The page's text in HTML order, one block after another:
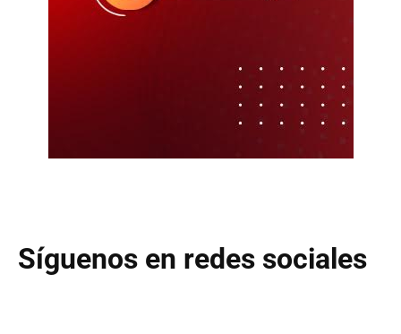
Síguenos en redes sociales